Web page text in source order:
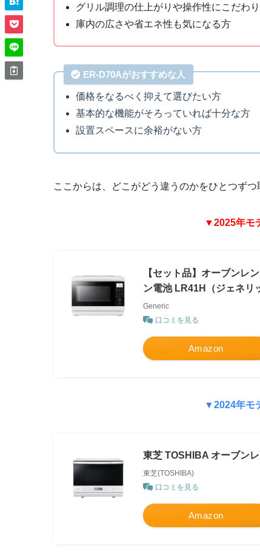
グリル調理の仕上がりや操作性にこだわ
庫内の広さや省エネ性も気になる方
ER-D70Aがおすすめな人
価格をなるべく抑えて選びたい方
基本的な機能がそろっていれば十分な方
設置スペースに余裕がない方
ここからは、どこがどう違うのかをひとつず
▼2025年モ
【セット品】オーブンレ
ン電池 LR41H（ジェネリ
Generic
口コミを見る
Amazon
▼2024年モ
東芝 TOSHIBA オーブン
東芝(TOSHIBA)
口コミを見る
Amazon